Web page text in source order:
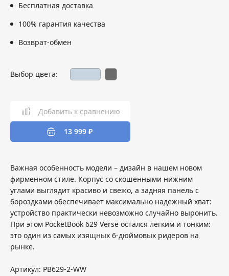
Бесплатная доставка
100% гарантия качества
Возврат-обмен
Выбор цвета:
Добавить к сравнению
13 999 ₽
Важная особенность модели – дизайн в нашем новом
фирменном стиле. Корпус со скошенными нижним
углами выглядит красиво и свежо, а задняя панель с
бороздками обеспечивает максимально надежный хват:
устройство практически невозможно случайно выронить.
При этом PocketBook 629 Verse остался легким и тонким:
это один из самых изящных 6-дюймовых ридеров на
рынке.
Артикул: PB629-2-WW